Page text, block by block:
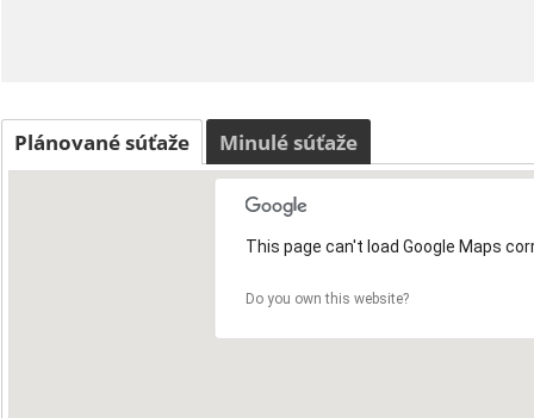
Plánované súťaže Minulé súťaže
This page can't load Google Maps
Do you own this website?